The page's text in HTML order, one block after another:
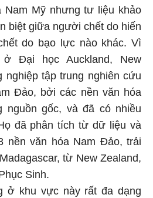
Nam Mỹ nhưng tư liệu khảo
biệt giữa người chết do hiến
do bạo lực nào khác. Vì
ở Đại học Auckland, New
nghiệp tập trung nghiên cứu
Đảo, bởi các nền văn hóa
nguồn gốc, và đã có nhiều
đã phân tích từ dữ liệu và
nền văn hóa Nam Đảo, trải
từ New Zealand,
Sinh.
ở khu vực này rất đa dạng